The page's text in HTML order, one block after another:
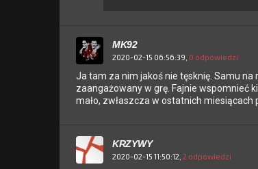
MK92
2020-02-15 06:56:39, 0 odpowiedzi
Ja tam za nim jakoś nie tęsknię. Samu
zaangażowany w grę. Fajnie wspomnieć
mało, zwłaszcza w ostatnich miesiącach
KRZYWY
2020-02-15 11:50:12, 2 odpowiedzi